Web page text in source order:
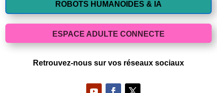
ROBOTS HUMANOIDES & IA
ESPACE ADULTE CONNECTE
Retrouvez-nous sur vos réseaux sociaux